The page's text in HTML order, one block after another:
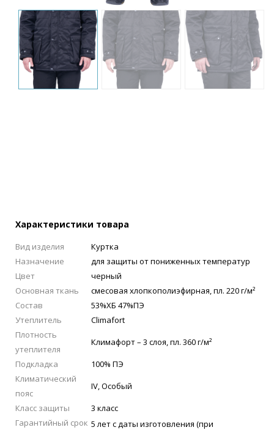
Характеристики товара
Вид изделия
Куртка
Назначение
для защиты от пониженных температур
Цвет
черный
Основная ткань
смесовая хлопкополиэфирная, пл. 220 г/м²
Состав
53%ХБ 47%ПЭ
Утеплитель
Climafort
Плотность
утеплителя
Климафорт – 3 слоя, пл. 360 г/м²
Подкладка
100% ПЭ
Климатический
пояс
IV, Особый
Класс защиты
3 класс
Гарантийный срок 5 лет с даты изготовления (при